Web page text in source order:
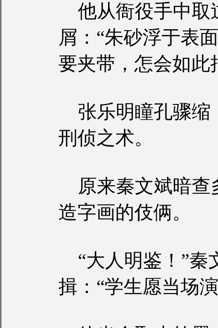
他从衙役手中取
屑：“朱砂浮于表
要夹带，怎会如此
张乐明瞳孔骤缩
刑侦之术。
原来秦文斌暗查
造字画的伎俩。
“大人明鉴！”秦
揖：“学生愿当场